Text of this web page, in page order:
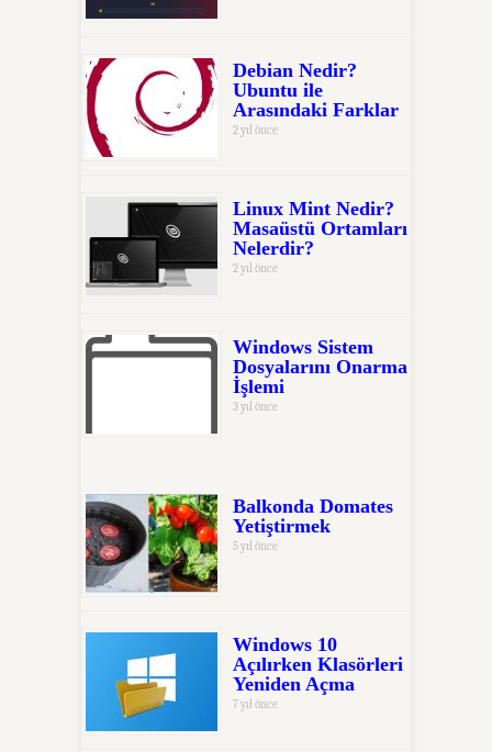
Debian Nedir?
Ubuntu ile
Arasındaki Farklar
2 yıl önce
Linux Mint Nedir?
Masaüstü Ortamları
Nelerdir?
2 yıl önce
Windows Sistem
Dosyalarını Onarma
İşlemi
3 yıl önce
Balkonda Domates
Yetiştirmek
5 yıl önce
Windows 10
Açılırken Klasörleri
Yeniden Açma
7 yıl önce